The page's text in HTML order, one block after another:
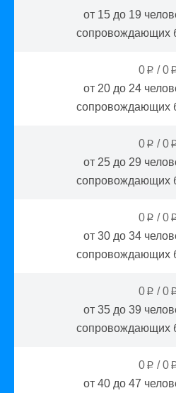
от 15 до 19
сопровождающих
0 p /0
от 20 до 24
сопровождающих
0 p /0
от 25 до 29
сопровождающих
0 p /0
от 30 до 34
сопровождающих
0 p /0
от 35 до 39
сопровождающих
0 p /0
от 40 до 47